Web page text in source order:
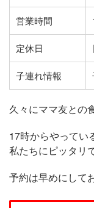
営業時間
定休日
子連れ情報
久々にママ友との
17時からやってい
私たちにピッタリ
予約は早めにして